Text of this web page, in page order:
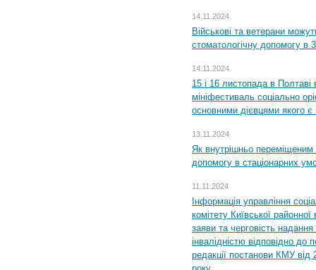
14.11.2024
Військові та ветерани
стоматологічну допомогу в
14.11.2024
15 і 16 листопада в
мініфестиваль соціально
основними дієвцями якого є
13.11.2024
Як внутрішньо переміщеним
допомогу в стаціонарних
11.11.2024
Інформація управління
комітету Київської
заяви та черговість надання
інвалідністю відповідно
редакції постанови КМУ